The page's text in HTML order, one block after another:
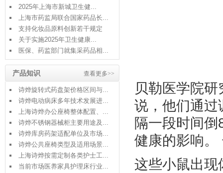
2025年上海市新城卫生健...
上海市药监局联合国家药品长...
支持化妆品原料创新若干规定
关于实施2025年卫生健康...
医保、药监部门就集采药品相...
查看更多>>
产品知识
诗烨旋转式药盘架价格区间与...
诗烨电动病床多年技术发展进...
上海诗烨办公座椅整体配置、...
诗烨不锈钢器械柜主要用途及...
诗烨库房药架适配单位及市场...
诗烨公共座椅类型及适用场景...
上海诗烨按需定制各类护士工...
当前市场医养家具护理床行业...
贝勒医学院
说，他们通过
隔一段时间
健康的影响。
这些小鼠出现